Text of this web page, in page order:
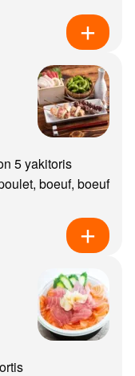
5 yakitoris
boeuf, boeuf